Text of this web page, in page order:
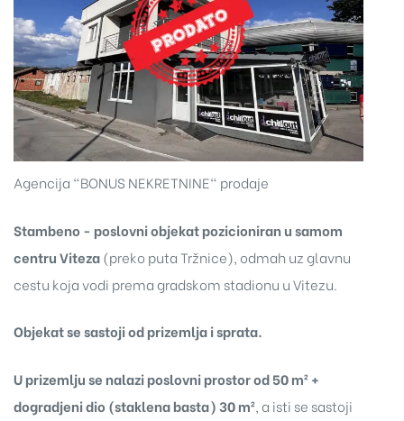
Agencija "BONUS NEKRETNINE" prodaje
Stambeno - poslovni objekat pozicioniran u samom
centru Viteza(preko puta Tržnice), odmah uz glavnu
cestu koja vodi prema gradskom stadionu u Vitezu.
Objekat se sastoji od prizemlja i sprata.
U prizemlju se nalazi poslovni prostor od 50 m² +
dogradjeni dio (staklena basta) 30 m², a isti se sastoji